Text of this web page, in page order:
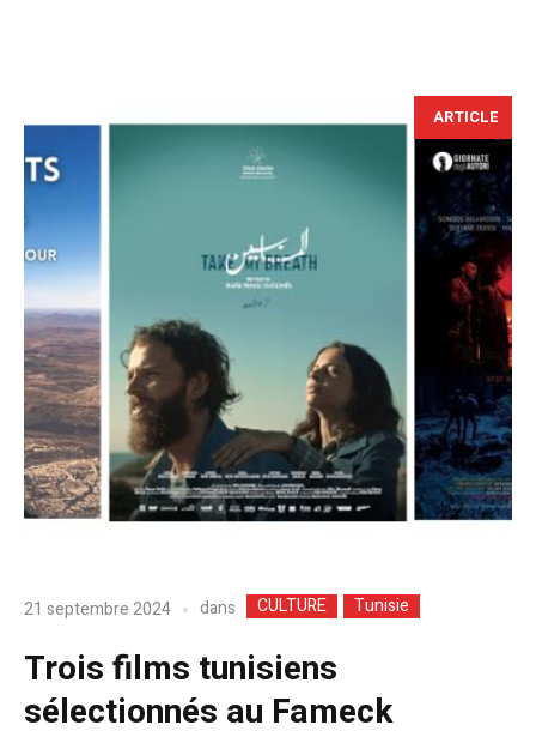
ARTICLE
21 septembre 2024 dans CULTURE Tunisie
Trois films tunisiens
sélectionnés au Fameck